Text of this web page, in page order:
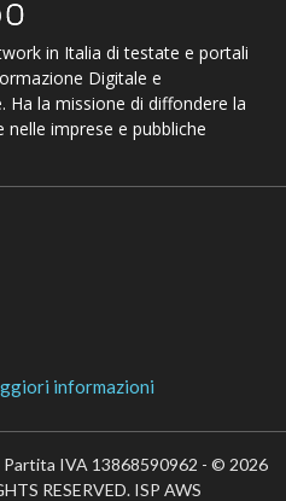
in Italia di testate e portali
Digitale e
Ha la missione di diffondere la
imprese e pubbliche
informazioni
IVA 13868590962 - © 2026
RESERVED. ISP AWS